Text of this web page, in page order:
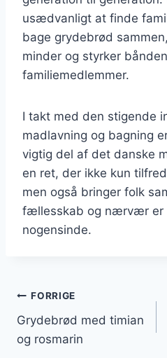
usædvanligt at finde
bage grydebrød
minder og styrker
familiemedlemmer.
I takt med den stigende
madlavning og bagning
vigtig del af det danske
en ret, der ikke kun
men også bringer folk
fællesskab og nærvær er
nogensinde.
FORRIGE
Grydebrød med timian
og rosmarin